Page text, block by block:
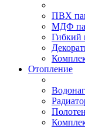
ПВХ
МДФ
Гибкий
Отопление